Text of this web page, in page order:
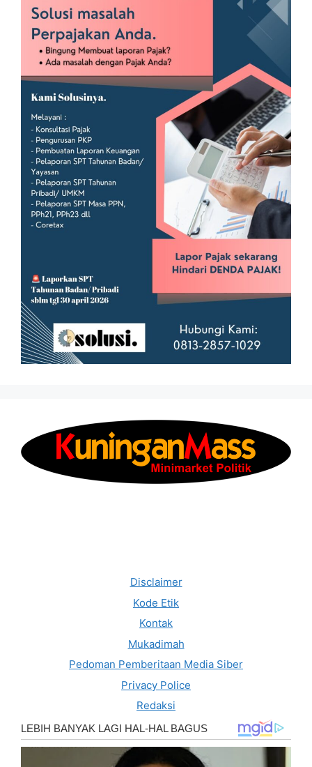
Disclaimer
Kode Etik
Kontak
Mukadimah
Pedoman Pemberitaan Media Siber
Privacy Police
Redaksi